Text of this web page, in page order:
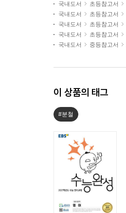
국내도서
초등참고서
국내도서
초등참고서
국내도서
초등참고서
국내도서
초등참고서
국내도서
중등참고서
이 상품의 태그
#분철